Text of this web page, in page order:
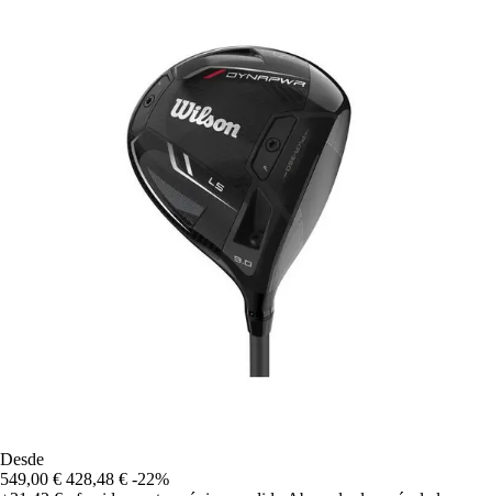
Desde
549,00 € 428,48 € -22%